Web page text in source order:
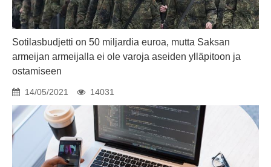
Sotilasbudjetti on 50 miljardia euroa, mutta Saksan
armeijan armeijalla ei ole varoja aseiden ylläpitoon ja
ostamiseen
14/05/2021 14031